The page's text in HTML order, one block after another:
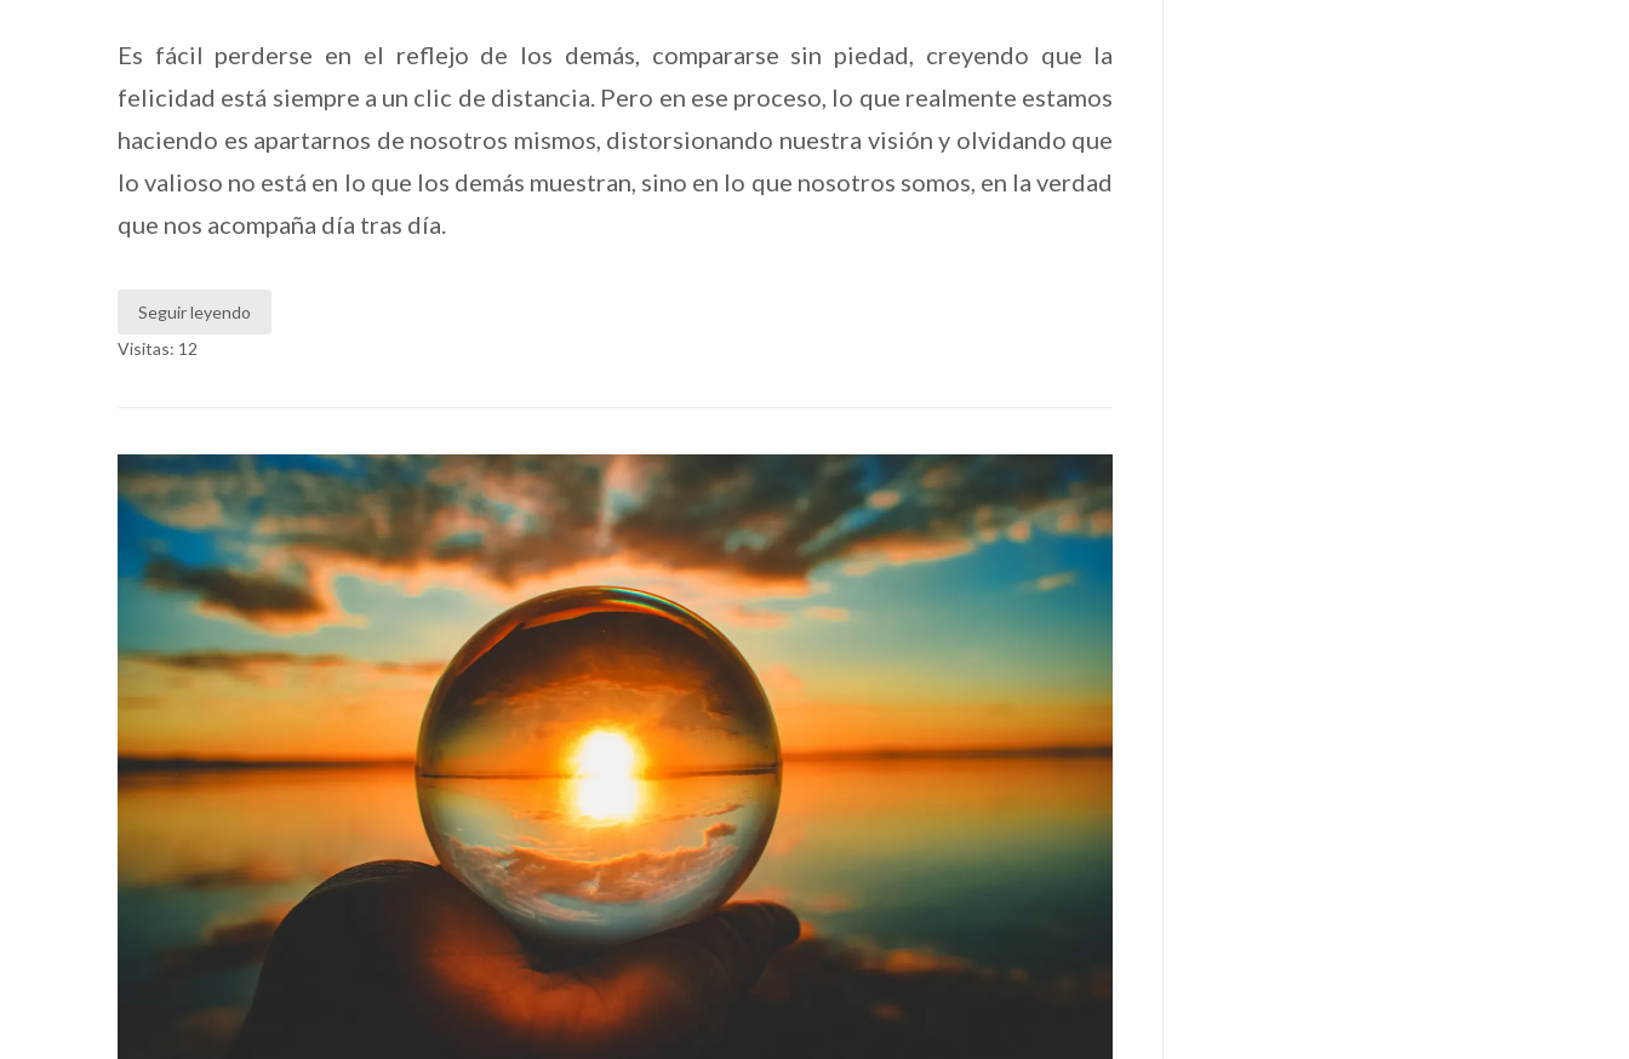
Es fácil perderse en el reflejo de los demás, compararse sin piedad, creyendo que la
felicidad está siempre a un clic de distancia. Pero en ese proceso, lo que realmente estamos
haciendo es apartarnos de nosotros mismos, distorsionando nuestra visión y olvidando que
lo valioso no está en lo que los demás muestran, sino en lo que nosotros somos, en la verdad
que nos acompaña día tras día.
Seguir leyendo
Visitas: 12